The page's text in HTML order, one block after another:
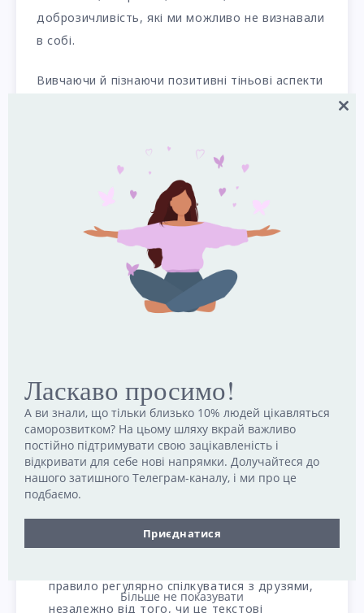
доброзичливість, які ми можливо не визнавали
в собі.
Вивчаючи й пізнаючи позитивні тіньові аспекти
самовираження, на збільшення віри в себе та
на відкриття нових горизонтів у житті.
Читайте також: Що таке психологічна Тінь?
Як зберегти дружбу надовго
ваша дружба тривала довго:
правило регулярно спілкуватися з друзями,
незалежно від того, чи це текстові
Close
Ласкаво просимо!
А ви знали, що тільки близько 10% людей цікавляться
саморозвитком? На цьому шляху вкрай важливо
постійно підтримувати свою зацікавленість і
відкривати для себе нові напрямки. Долучайтеся до
нашого затишного Телеграм-каналу, і ми про це
подбаємо.
Приєднатися
Більше не показувати